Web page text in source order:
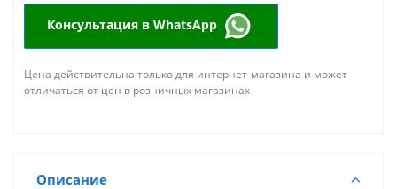
Консультация в WhatsApp
Цена действительна только для интернет-магазина и может
отличаться от цен в розничных магазинах
Описание